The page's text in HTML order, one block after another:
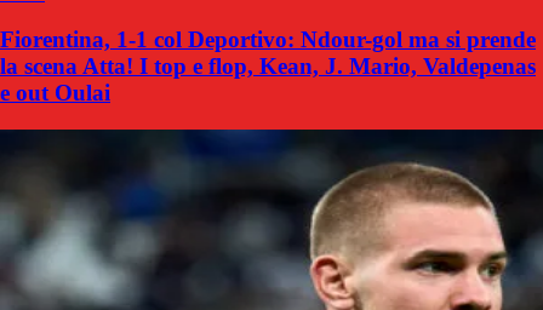
Fiorentina, 1-1 col Deportivo: Ndour-gol ma si prende
la scena Atta! I top e flop, Kean, J. Mario, Valdepenas
e out Oulai